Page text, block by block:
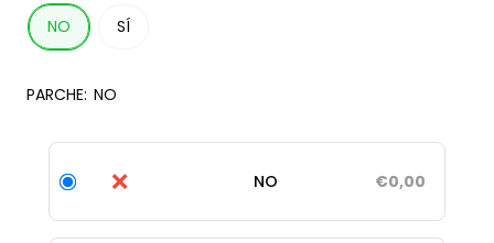
NO
SÍ
PARCHE: NO
❌ NO €0,00